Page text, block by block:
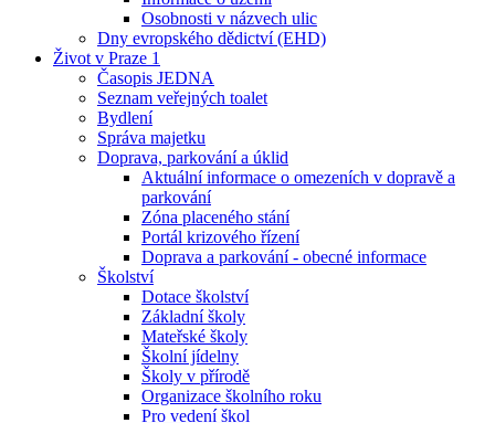
Osobnosti v názvech ulic
Dny evropského dědictví (EHD)
Život v Praze 1
Časopis JEDNA
Seznam veřejných toalet
Bydlení
Správa majetku
Doprava, parkování a úklid
Aktuální informace o omezeních v dopravě a
parkování
Zóna placeného stání
Portál krizového řízení
Doprava a parkování - obecné informace
Školství
Dotace školství
Základní školy
Mateřské školy
Školní jídelny
Školy v přírodě
Organizace školního roku
Pro vedení škol